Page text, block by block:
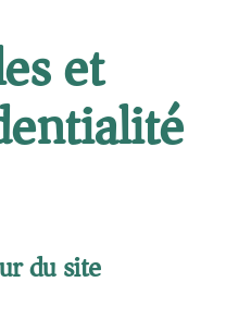
et
du site